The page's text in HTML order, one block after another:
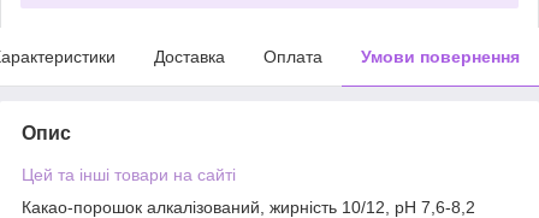
Доставка Оплата Умови повернення
Опис
Цей та інші товари на сайті
Какао-порошок алкалізований, жирність 10/12, pH 7,6-8,2